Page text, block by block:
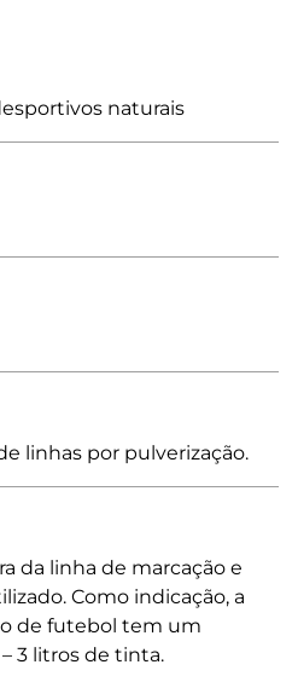
naturais
linhas por pulverização.
da linha de marcação e
Como indicação, a
de futebol tem um
3 litros de tinta.